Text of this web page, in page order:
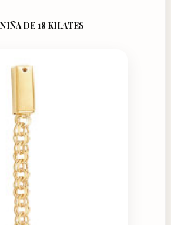
DE 18 KILATES